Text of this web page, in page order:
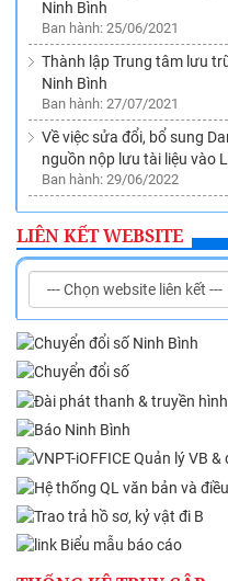
Ban hành: 25/06/2021
Thành lập Trung tâm lưu
Ninh Bình
Ban hành: 27/07/2021
Về việc sửa đổi, bổ sung
nguồn nộp lưu tài liệu vào
Ban hành: 29/06/2022
Về việc hướng dẫn lập hồ
quan, tổ chức đối với văn
văn bản và điều hành
số 30/2020/NĐ-CP
Ban hành: 22/08/2022
trữ lịch sử tỉnh Ninh Bình
Ban hành: 05/10/2022
Ban hành Danh mục dịch
sách nhà nước thuộc lĩnh
Ban hành: 27/10/2022
Về việc phê duyệt Danh
sử tỉnh Ninh Bình
Ban hành: 09/05/2023
Phê duyệt Quy hoạch
LIÊN KẾT WEBSITE